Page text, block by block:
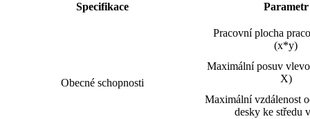
Specifikace Parametr
Obecné schopnosti
Pracovní plocha
(x*y)
Maximální posuv
X)
Maximální vzdálenost
desky ke středu